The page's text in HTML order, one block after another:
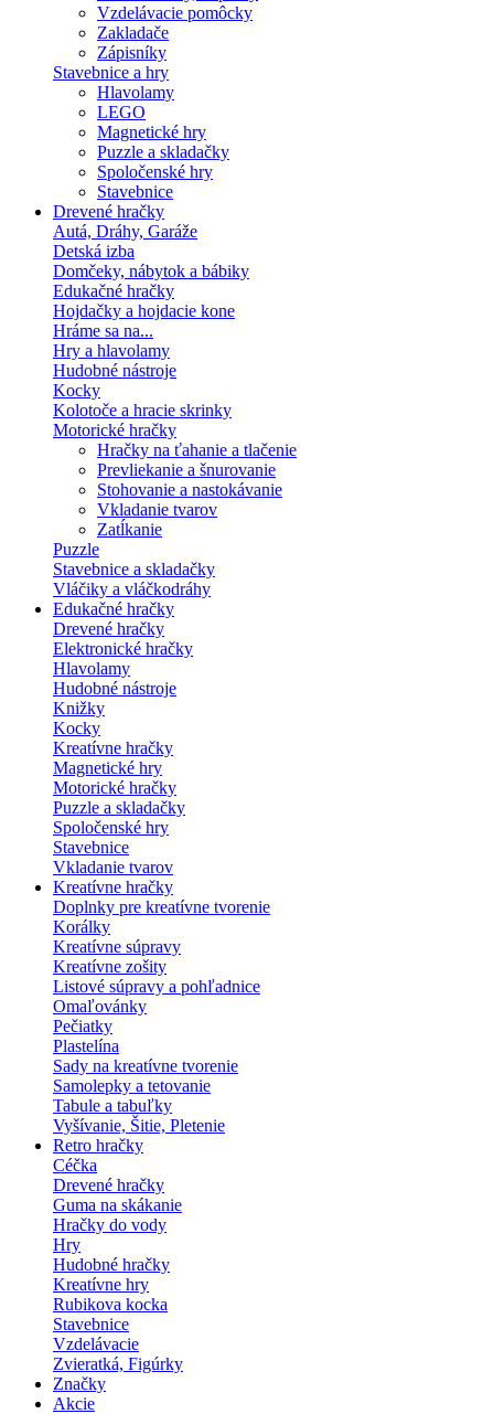
Vzdelávacie pomôcky
Zakladače
Zápisníky
Stavebnice a hry
Hlavolamy
LEGO
Magnetické hry
Puzzle a skladačky
Spoločenské hry
Stavebnice
Drevené hračky
Autá, Dráhy, Garáže
Detská izba
Domčeky, nábytok a bábiky
Edukačné hračky
Hojdačky a hojdacie kone
Hráme sa na...
Hry a hlavolamy
Hudobné nástroje
Kocky
Kolotoče a hracie skrinky
Motorické hračky
Hračky na ťahanie a tlačenie
Prevliekanie a šnurovanie
Stohovanie a nastokávanie
Vkladanie tvarov
Zatĺkanie
Puzzle
Stavebnice a skladačky
Vláčiky a vláčkodráhy
Edukačné hračky
Drevené hračky
Elektronické hračky
Hlavolamy
Hudobné nástroje
Knižky
Kocky
Kreatívne hračky
Magnetické hry
Motorické hračky
Puzzle a skladačky
Spoločenské hry
Stavebnice
Vkladanie tvarov
Kreatívne hračky
Doplnky pre kreatívne tvorenie
Korálky
Kreatívne súpravy
Kreatívne zošity
Listové súpravy a pohľadnice
Omaľovánky
Pečiatky
Plastelína
Sady na kreatívne tvorenie
Samolepky a tetovanie
Tabule a tabuľky
Vyšívanie, Šitie, Pletenie
Retro hračky
Céčka
Drevené hračky
Guma na skákanie
Hračky do vody
Hry
Hudobné hračky
Kreatívne hry
Rubikova kocka
Stavebnice
Vzdelávacie
Zvieratká, Figúrky
Značky
Akcie